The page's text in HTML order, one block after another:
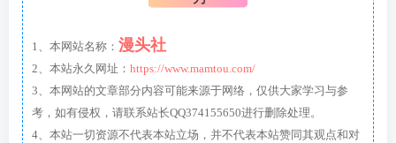
1、本网站名称： 漫头社
2、本站永久网址： https://www.mamtou.com/
3、本网站的文章部分内容可能来源于网络，仅供大家学习与参
考，如有侵权，请联系站长QQ374155650进行删除处理。
4、本站一切资源不代表本站立场，并不代表本站赞同其观点和对